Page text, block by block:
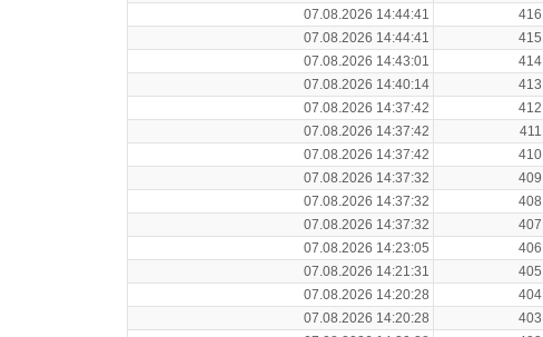
07.08.2026 14:44:41
416
07.08.2026 14:44:41
415
07.08.2026 14:43:01
414
07.08.2026 14:40:14
413
07.08.2026 14:37:42
412
07.08.2026 14:37:42
411
07.08.2026 14:37:42
410
07.08.2026 14:37:32
409
07.08.2026 14:37:32
408
07.08.2026 14:37:32
407
07.08.2026 14:23:05
406
07.08.2026 14:21:31
405
07.08.2026 14:20:28
404
07.08.2026 14:20:28
403